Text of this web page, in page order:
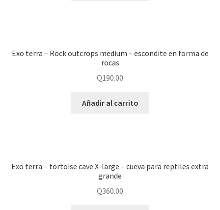
Exo terra – Rock outcrops medium – escondite en forma de
rocas
Q190.00
Añadir al carrito
Exo terra – tortoise cave X-large – cueva para reptiles extra
grande
Q360.00